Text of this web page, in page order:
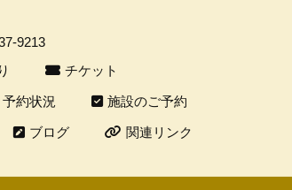
9213
チケット
予約状況 施設のご予約
ブログ 関連リンク